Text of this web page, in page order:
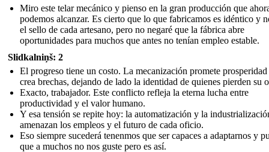
Miro este telar mecánico y pienso en la gran producción que
podemos alcanzar. Es cierto que lo que fabricamos es idéntico y
el sello de cada artesano, pero no negaré que la fábrica abre
oportunidades para muchos que antes no tenían empleo estable.
Slidkalniņš: 2
El progreso tiene un costo. La mecanización promete
crea brechas, dejando de lado la identidad de quienes pierden su
Exacto, trabajador. Este conflicto refleja la eterna lucha entre
productividad y el valor humano.
Y esa tensión se repite hoy: la automatización y la
amenazan los empleos y el futuro de cada oficio.
Eso siempre sucederá tenenmos que ser capaces a adaptarnos y
que a muchos no nos guste pero es así.